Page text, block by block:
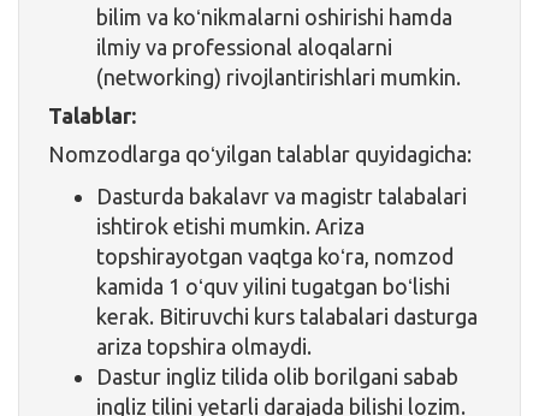
bilim va koʻnikmalarni oshirishi hamda
ilmiy va professional aloqalarni
(networking) rivojlantirishlari mumkin.
Talablar:
Nomzodlarga qoʻyilgan talablar quyidagicha:
Dasturda bakalavr va magistr talabalari
ishtirok etishi mumkin. Ariza
topshirayotgan vaqtga koʻra, nomzod
kamida 1 oʻquv yilini tugatgan boʻlishi
kerak. Bitiruvchi kurs talabalari dasturga
ariza topshira olmaydi.
Dastur ingliz tilida olib borilgani sabab
ingliz tilini yetarli darajada bilishi lozim.